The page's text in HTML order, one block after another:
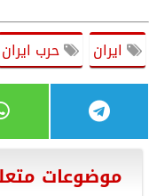
ايران حرب ايران
موضوعات